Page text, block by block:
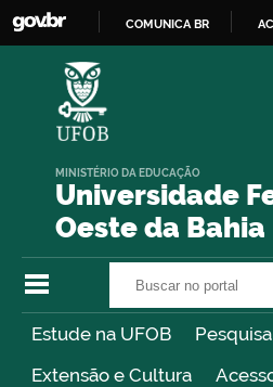
COMUNICA BR
Universidade
Oeste da Bahia
MINISTÉRIO DA EDUCAÇÃO
Estude na UFOB
Pesquisa
Extensão e Cultura